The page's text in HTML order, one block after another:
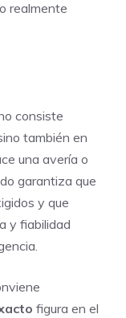
realmente
consiste
también en
una avería o
garantiza que
y que
y fiabilidad
figura en el